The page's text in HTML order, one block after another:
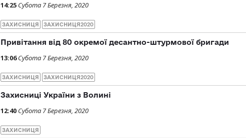
14:25 Субота 7 Березня, 2020
ЗАХИСНИЦЯ ЗАХИСНИЦЯ2020
Привітання від 80 окремої десантно-штурмової бригади
13:06 Субота 7 Березня, 2020
ЗАХИСНИЦЯ ЗАХИСНИЦЯ2020
Захисниці України з Волині
12:40 Субота 7 Березня, 2020
ЗАХИСНИЦЯ